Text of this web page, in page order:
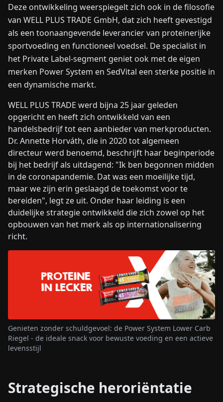
Deze ontwikkeling weerspiegelt zich ook in de filosofie
van WELL PLUS TRADE GmbH, dat zich heeft gevestigd
als een toonaangevende leverancier van proteïnerijke
sportvoeding en functioneel voedsel. De specialist in
het Private Label-segment geniet ook met de eigen
merken Power System en SedVital een sterke positie in
een dynamische markt.
WELL PLUS TRADE werd bijna 25 jaar geleden
opgericht en heeft zich ontwikkeld van een
handelsbedrijf tot een aanbieder van merkproducten.
Dr. Annette Horváth, die in 2020 tot algemeen
directeur werd benoemd, beschrijft haar beginperiode
bij het bedrijf als uitdagend: "Ik ben begonnen midden
in de coronapandemie. Dat was een moeilijke tijd,
maar we zijn erin geslaagd de toekomst voor te
bereiden", legt ze uit. Onder haar leiding is een
duidelijke strategie ontwikkeld die zich zowel op het
opbouwen van het merk als op internationalisering
richt.
Genieten zonder schuldgevoel: de Power System Lower Carb
Riegel - de ideale snack voor bewuste voeding en een actieve
levensstijl
Strategische heroriëntatie